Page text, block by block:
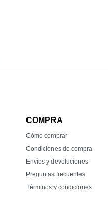
COMPRA
Cómo comprar
Condiciones de compra
Envíos y devoluciones
Preguntas frecuentes
Términos y condiciones